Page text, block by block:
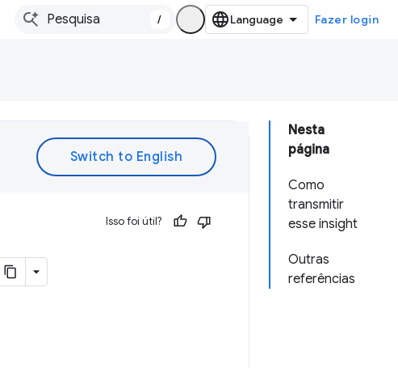
/ Fazer login
Nesta
página
Como
transmitir
esse insight
Outras
referências
Isso foi útil?